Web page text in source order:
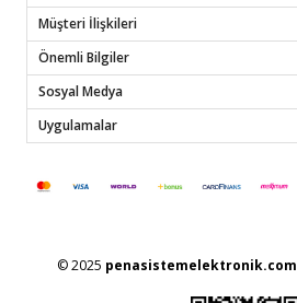
Müşteri İlişkileri
Önemli Bilgiler
Sosyal Medya
Uygulamalar
© 2025 penasistemelektronik.com